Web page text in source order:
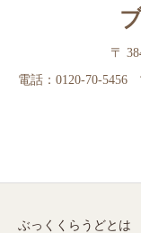
〒
電話：0120-70-5456
ぶっくくらうどとは